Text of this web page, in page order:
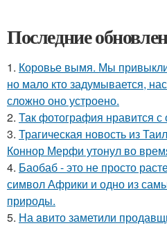
Последние
1. Коровье вымя. Мы привыкли
но мало кто задумывается,
сложно оно устроено.
2. Так фотография нравится с
3. Трагическая новость из
Коннор Мерфи утонул во
4. Баобаб - это не просто
символ Африки и одно из
природы.
5. На aвито заметили